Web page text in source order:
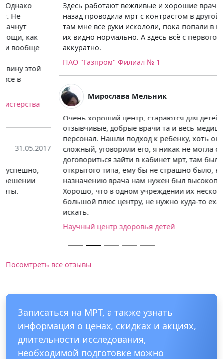
Здесь работают вежливые и хорошие врачи. С год
назад проводила мрт с контрастом в другой клинике,
там мне все руки искололи, пока попали в вену, хотя
их видно нормально. А здесь всё с первого раза и
аккуратно.
ПАО "Газпром" Филиал № 1
Мирослава Мельник
Очень хороший центр, стараются для детей,
отзывчивые, добрые врачи та и весь медицинский
персонал. Нашли подход к ребёнку, хоть он у меня
сложный, уговорили его, я никак не могла с ним
договориться зайти в кабинет мрт, там был аппарат
открытого типа, ему бы не страшно было, но по
назначению врача нам нужен был высокопольный.
Хорошо, что в одном учреждении их несколько, это
большой плюс центру, не нужно куда-то ехать и
Научный центр здоровья детей
Посомтреть все отзывы
Записаться на МРТ, а также узнать
информация о ценах, скидках и акциях,
длительности исследования,
необходимой подготовке можно